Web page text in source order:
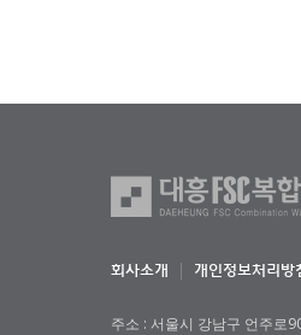
회사소개 개인정보처리방
주소 : 서울시 강남구 언주로